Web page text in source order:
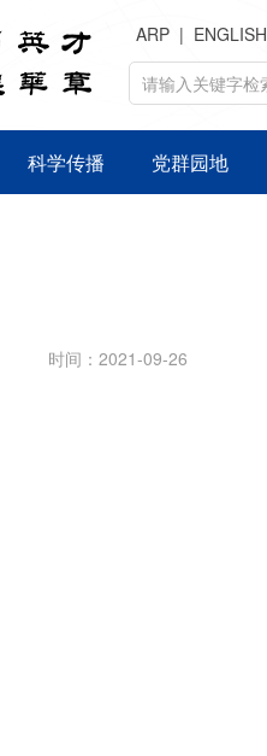
ARP ENGLISH
科学传播 党群园地
时间：2021-09-26